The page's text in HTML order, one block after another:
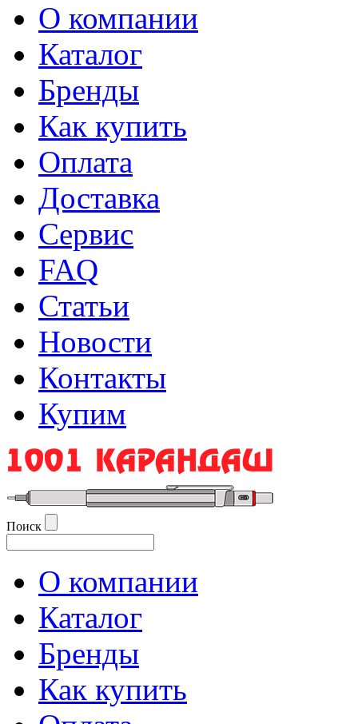
О компании
Каталог
Бренды
Как купить
Оплата
Доставка
Сервис
FAQ
Статьи
Новости
Контакты
Купим
Поиск
О компании
Каталог
Бренды
Как купить